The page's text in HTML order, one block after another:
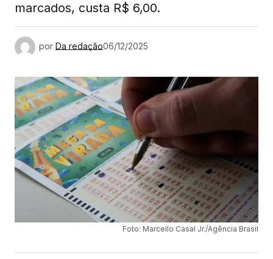
marcados, custa R$ 6,00.
por Da redação06/12/2025
Foto: Marcello Casal Jr./Agência Brasil